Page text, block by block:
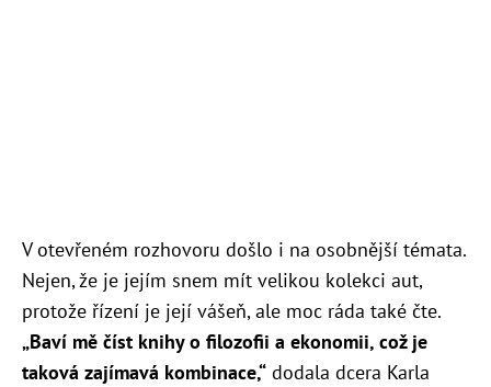
V otevřeném rozhovoru došlo i na osobnější témata.
Nejen, že je jejím snem mít velikou kolekci aut,
protože řízení je její vášeň, ale moc ráda také čte.
„Baví mě číst knihy o filozofii a ekonomii, což je
taková zajímavá kombinace,“ dodala dcera Karla